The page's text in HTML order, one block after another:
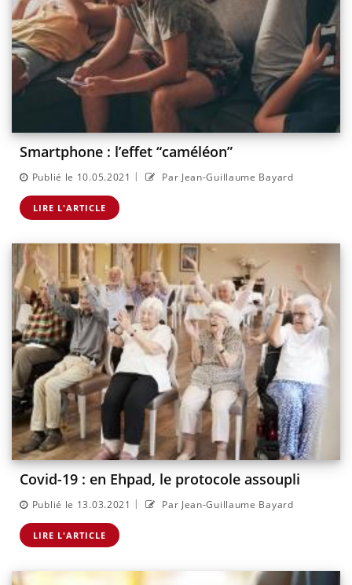
Smartphone : l’effet “caméléon”
Publié le 10.05.2021 | Par Jean-Guillaume Bayard
LIRE L'ARTICLE
Covid-19 : en Ehpad, le protocole assoupli
Publié le 13.03.2021 | Par Jean-Guillaume Bayard
LIRE L'ARTICLE